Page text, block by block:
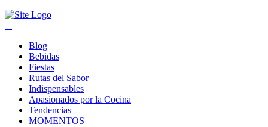
Blog
Bebidas
Fiestas
Rutas del Sabor
Indispensables
Apasionados por la Cocina
Tendencias
MOMENTOS